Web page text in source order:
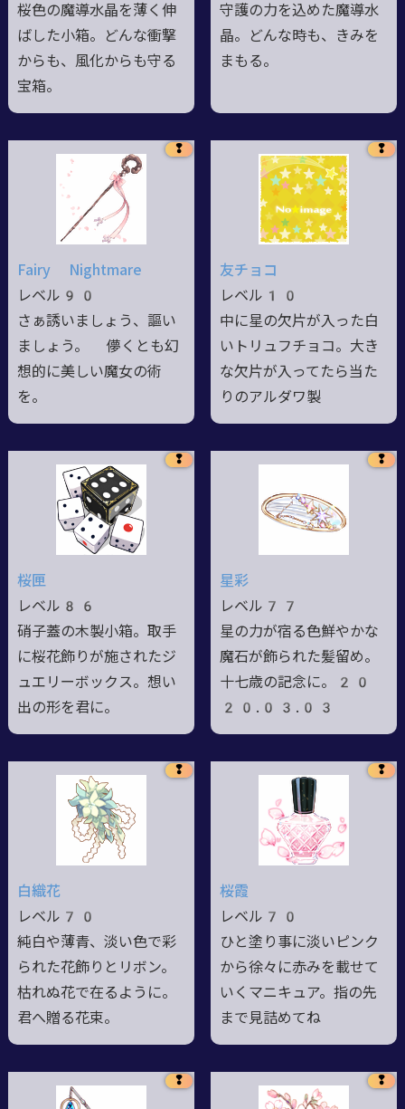
桜色の魔導水晶を薄く伸
ばした小箱。どんな衝撃
からも、風化からも守る
宝箱。
守護の力を込めた魔導水
晶。どんな時も、きみを
まもる。
❢
Fairy Nightmare
レベル90
さぁ誘いましょう、謳い
ましょう。 儚くとも幻
想的に美しい魔女の術
を。
❢
友チョコ
レベル10
中に星の欠片が入った白
いトリュフチョコ。大き
な欠片が入ってたら当た
りのアルダワ製
❢
桜匣
レベル86
硝子蓋の木製小箱。取手
に桜花飾りが施されたジ
ュエリーボックス。想い
出の形を君に。
❢
星彩
レベル77
星の力が宿る色鮮やかな
魔石が飾られた髪留め。
十七歳の記念に。20
20.03.03
❢
白織花
レベル70
純白や薄青、淡い色で彩
られた花飾りとリボン。
枯れぬ花で在るように。
君へ贈る花束。
❢
桜霞
レベル70
ひと塗り事に淡いピンク
から徐々に赤みを載せて
いくマニキュア。指の先
まで見詰めてね
❢ ❢